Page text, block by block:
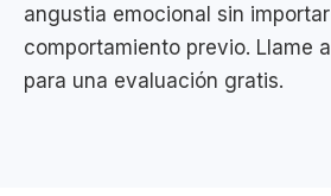
angustia emocional sin
comportamiento previo. Llame
para una evaluación gratis.